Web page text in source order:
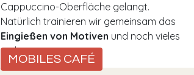
Cappuccino-Oberfläche gelangt.
Natürlich trainieren wir gemeinsam das
Eingießen von Motiven und noch vieles
mehr.
MOBILES CAFÉ